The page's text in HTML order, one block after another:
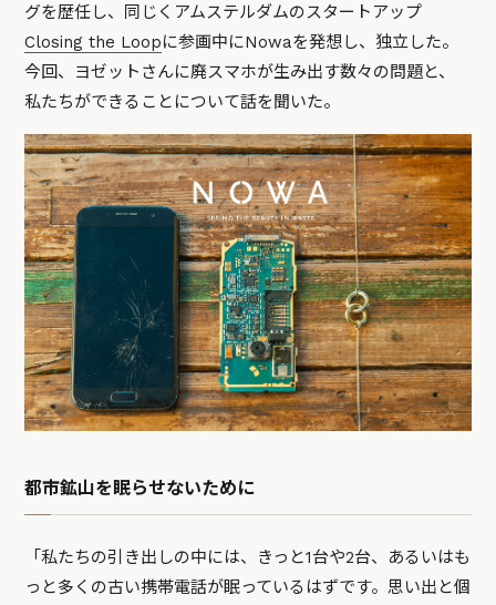
グを歴任し、同じくアムステルダムのスタートアップ
Closing the Loopに参画中にNowaを発想し、独立した。
今回、ヨゼットさんに廃スマホが生み出す数々の問題と、
私たちができることについて話を聞いた。
都市鉱山を眠らせないために
「私たちの引き出しの中には、きっと1台や2台、あるいはも
っと多くの古い携帯電話が眠っているはずです。思い出と個